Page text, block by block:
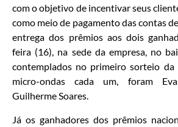
com o objetivo de incentivar seus
como meio de pagamento das contas
entrega dos prêmios aos dois
feira (16), na sede da empresa, no
contemplados no primeiro sorteio da
micro-ondas cada um, foram
Guilherme Soares.
Já os ganhadores dos prêmios